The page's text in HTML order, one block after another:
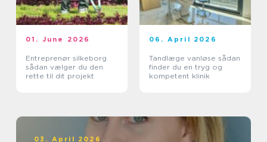
01. June 2026
Entreprenør silkeborg
sådan vælger du den
rette til dit projekt
06. April 2026
Tandlæge vanløse sådan
finder du en tryg og
kompetent klinik
03. April 2026